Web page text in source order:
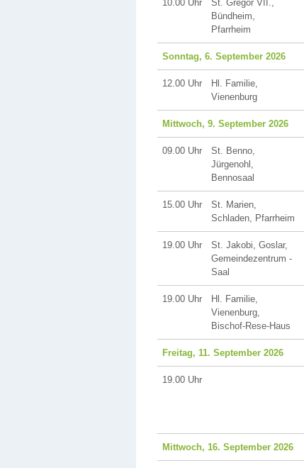
10.00 Uhr
St. Gregor VII.,
Bündheim,
Pfarrheim
Sonntag, 6. September 2026
12.00 Uhr
Hl. Familie,
Vienenburg
Mittwoch, 9. September 2026
09.00 Uhr
St. Benno,
Jürgenohl,
Bennosaal
15.00 Uhr
St. Marien,
Schladen, Pfarrheim
19.00 Uhr
St. Jakobi, Goslar,
Gemeindezentrum -
Saal
19.00 Uhr
Hl. Familie,
Vienenburg,
Bischof-Rese-Haus
Freitag, 11. September 2026
19.00 Uhr
Mittwoch, 16. September 2026